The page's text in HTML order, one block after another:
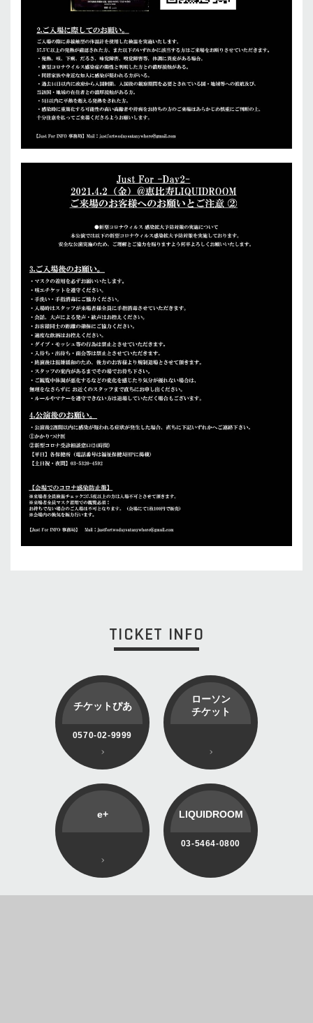
TICKET INFO
チケットぴあ
0570-02-9999
ローソン
チケット
e+ LIQUIDROOM
03-5464-0800